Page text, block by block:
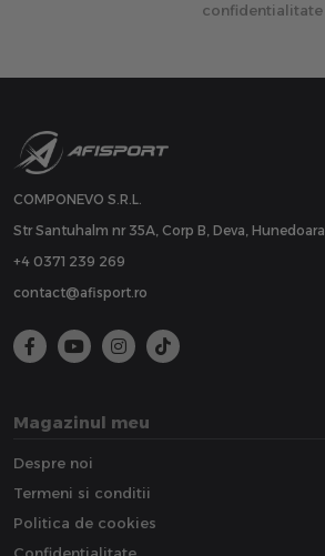
confidentialitate
COMPONEVO S.R.L.
Str Santuhalm nr 35A, Corp B, Deva, Hunedoara
+4 0371 239 269
contact@afisport.ro
Magazinul meu
Despre noi
Termeni si conditii
Politica de cookies